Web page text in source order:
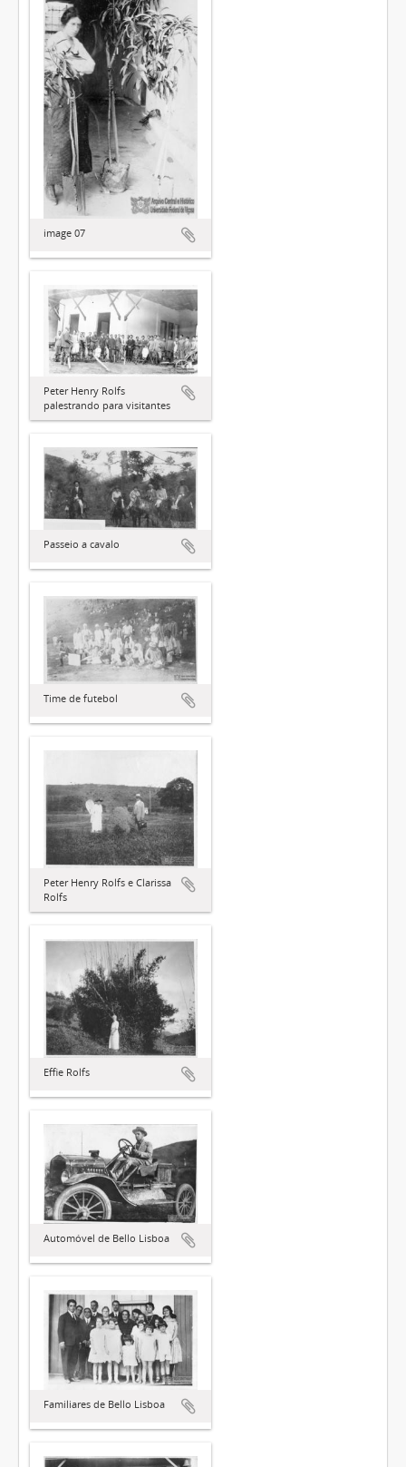
image 07
Peter Henry Rolfs
palestrando para visitantes
Passeio a cavalo
Time de futebol
Peter Henry Rolfs e Clarissa
Rolfs
Effie Rolfs
Automóvel de Bello Lisboa
Familiares de Bello Lisboa